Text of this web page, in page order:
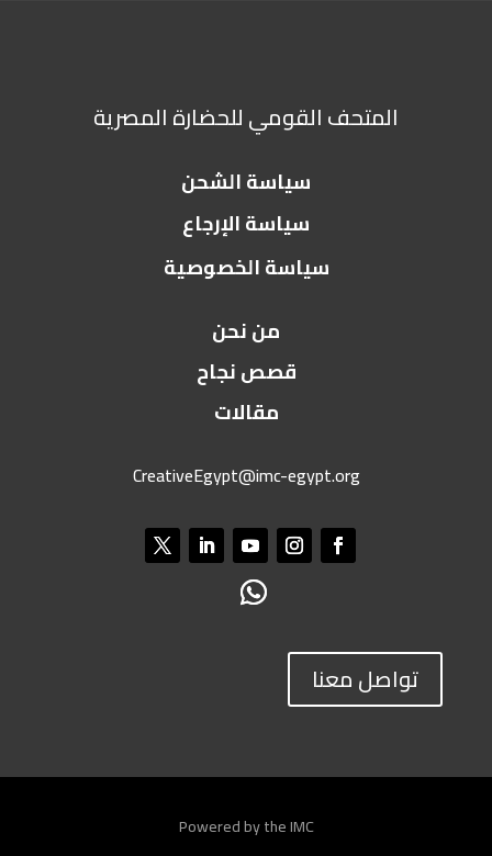
المتحف القومي للحضارة المصرية
سياسة الشحن
سياسة الإرجاع
سياسة الخصوصية
من نحن
قصص نجاح
مقالات
CreativeEgypt@imc-egypt.org
تواصل معنا
Powered by the IMC